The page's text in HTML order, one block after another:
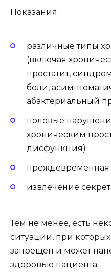
Показания:
различные типы
(включая
простатит,
боли,
абактериальный
половые
хроническим
дисфункция)
преждевременная
извлечение
Тем не менее, есть
ситуации, при
запрещен и может
здоровью пациента.